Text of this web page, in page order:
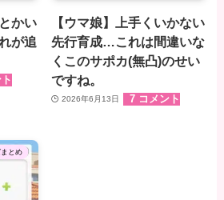
かい
が追
【ウマ娘】上手くいかない
先行育成…これは間違いな
くこのサポカ(無凸)のせい
ですね。
2026年6月13日 7 コメント
とめ